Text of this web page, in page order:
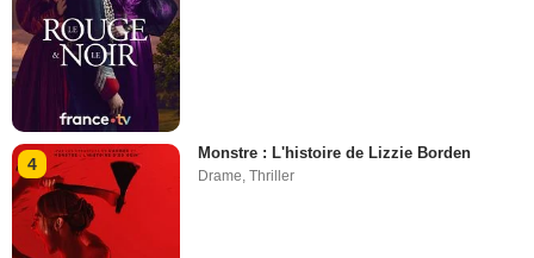
4
Monstre : L'histoire de Lizzie Borden
Drame,Thriller